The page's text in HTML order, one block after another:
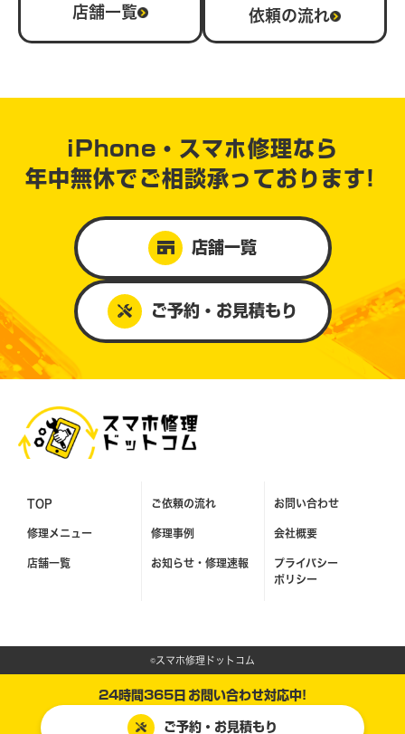
24時間365日お問い合わせ対応中!
ご予約・お見積もり
店舗一覧 依頼の流れ
iPhone・スマホ修理なら
年中無休で ご相談承っております!
店舗一覧
ご予約・お見積もり
TOP
修理メニュー
店舗一覧
ご依頼の流れ
修理事例
お知らせ・ 修理速報
お問い合わせ
会社概要
プライバシー
ポリシー
©スマホ修理ドットコム